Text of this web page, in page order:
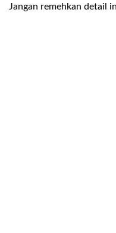
Jangan remehkan detail